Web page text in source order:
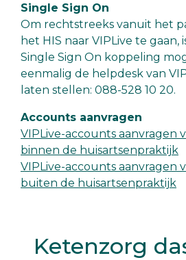
Single Sign On
Om rechtstreeks vanuit het
het HIS naar VIPLive te gaan,
Single Sign On koppeling
eenmalig de helpdesk van
laten stellen: 088-528 10 20.
Accounts aanvragen
VIPLive-accounts aanvragen
binnen de huisartsenpraktijk
VIPLive-accounts aanvragen
buiten de huisartsenpraktijk
Ketenzorg